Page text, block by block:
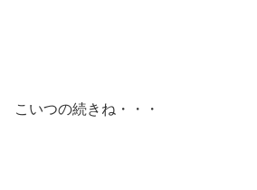
こいつの続きね・・・